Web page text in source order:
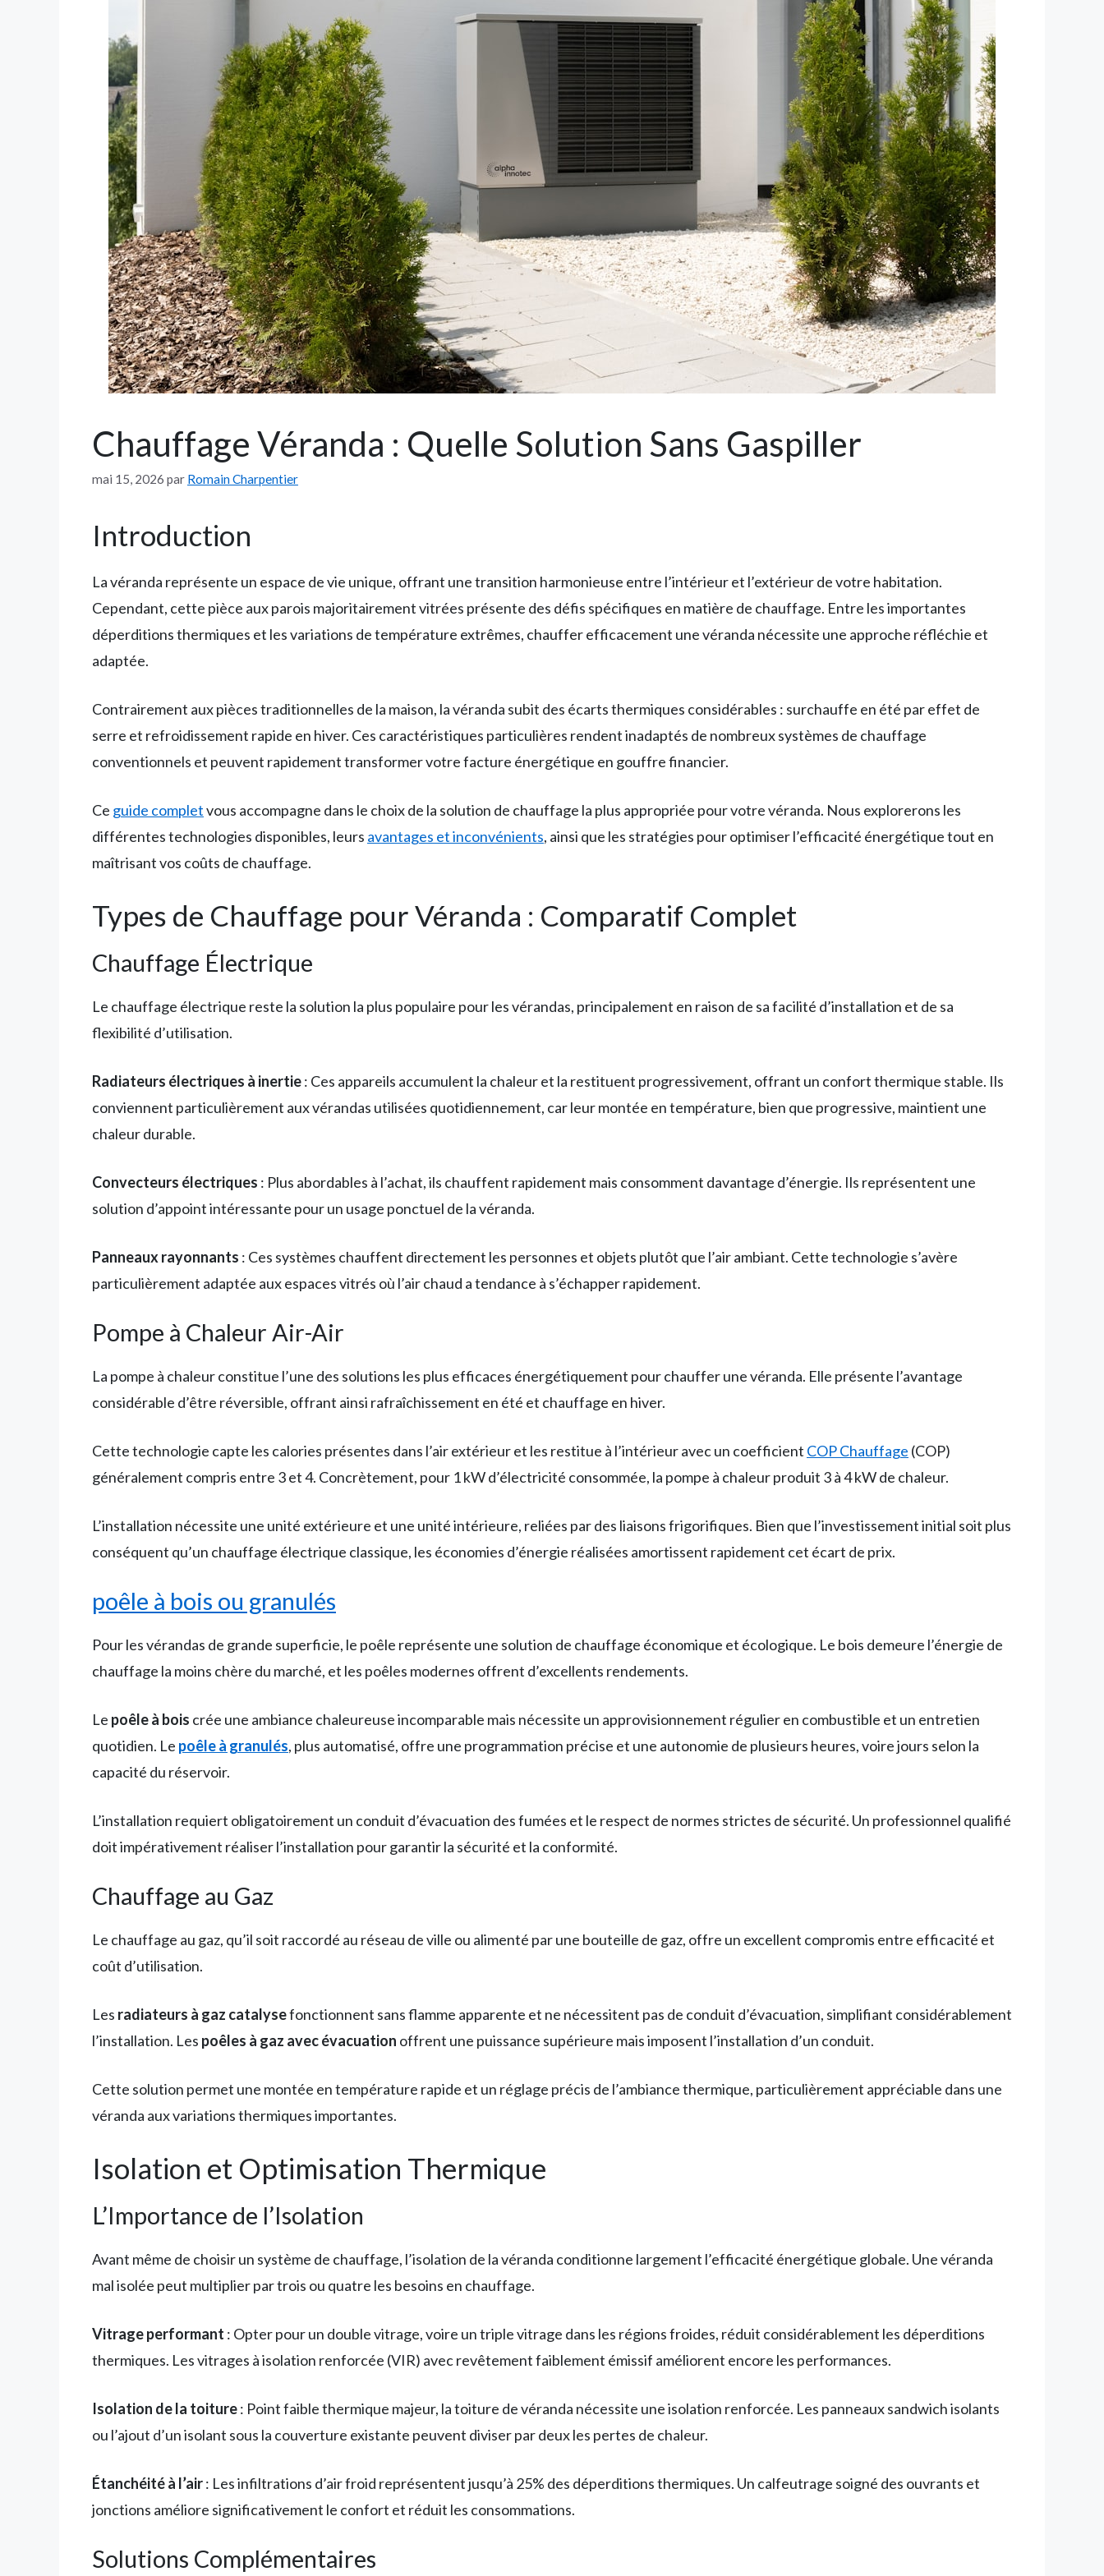
Chauffage Véranda : Quelle Solution Sans Gaspiller
mai 15, 2026 par Romain Charpentier
Introduction
La véranda représente un espace de vie unique, offrant une transition harmonieuse entre l’intérieur et l’extérieur de votre habitation.
Cependant, cette pièce aux parois majoritairement vitrées présente des défis spécifiques en matière de chauffage. Entre les importantes
déperditions thermiques et les variations de température extrêmes, chauffer efficacement une véranda nécessite une approche réfléchie et
adaptée.
Contrairement aux pièces traditionnelles de la maison, la véranda subit des écarts thermiques considérables : surchauffe en été par effet de
serre et refroidissement rapide en hiver. Ces caractéristiques particulières rendent inadaptés de nombreux systèmes de chauffage
conventionnels et peuvent rapidement transformer votre facture énergétique en gouffre financier.
Ce guide completvous accompagne dans le choix de la solution de chauffage la plus appropriée pour votre véranda. Nous explorerons les
différentes technologies disponibles, leurs avantages et inconvénients, ainsi que les stratégies pour optimiser l’efficacité énergétique tout en
maîtrisant vos coûts de chauffage.
Types de Chauffage pour Véranda : Comparatif Complet
Chauffage Électrique
Le chauffage électrique reste la solution la plus populaire pour les vérandas, principalement en raison de sa facilité d’installation et de sa
flexibilité d’utilisation.
Radiateurs électriques à inertie: Ces appareils accumulent la chaleur et la restituent progressivement, offrant un confort thermique stable. Ils
conviennent particulièrement aux vérandas utilisées quotidiennement, car leur montée en température, bien que progressive, maintient une
chaleur durable.
Convecteurs électriques : Plus abordables à l’achat, ils chauffent rapidement mais consomment davantage d’énergie. Ils représentent une
solution d’appoint intéressante pour un usage ponctuel de la véranda.
Panneaux rayonnants : Ces systèmes chauffent directement les personnes et objets plutôt que l’air ambiant. Cette technologie s’avère
particulièrement adaptée aux espaces vitrés où l’air chaud a tendance à s’échapper rapidement.
Pompe à Chaleur Air-Air
La pompe à chaleur constitue l’une des solutions les plus efficaces énergétiquement pour chauffer une véranda. Elle présente l’avantage
considérable d’être réversible, offrant ainsi rafraîchissement en été et chauffage en hiver.
Cette technologie capte les calories présentes dans l’air extérieur et les restitue à l’intérieur avec un coefficient COP Chauffage (COP)
généralement compris entre 3 et 4. Concrètement, pour 1 kW d’électricité consommée, la pompe à chaleur produit 3 à 4 kW de chaleur.
L’installation nécessite une unité extérieure et une unité intérieure, reliées par des liaisons frigorifiques. Bien que l’investissement initial soit plus
conséquent qu’un chauffage électrique classique, les économies d’énergie réalisées amortissent rapidement cet écart de prix.
poêle à bois ou granulés
Pour les vérandas de grande superficie, le poêle représente une solution de chauffage économique et écologique. Le bois demeure l’énergie de
chauffage la moins chère du marché, et les poêles modernes offrent d’excellents rendements.
Le poêle à bois crée une ambiance chaleureuse incomparable mais nécessite un approvisionnement régulier en combustible et un entretien
quotidien. Le poêle à granulés, plus automatisé, offre une programmation précise et une autonomie de plusieurs heures, voire jours selon la
capacité du réservoir.
L’installation requiert obligatoirement un conduit d’évacuation des fumées et le respect de normes strictes de sécurité. Un professionnel qualifié
doit impérativement réaliser l’installation pour garantir la sécurité et la conformité.
Chauffage au Gaz
Le chauffage au gaz, qu’il soit raccordé au réseau de ville ou alimenté par une bouteille de gaz, offre un excellent compromis entre efficacité et
coût d’utilisation.
Les radiateurs à gaz catalysefonctionnent sans flamme apparente et ne nécessitent pas de conduit d’évacuation, simplifiant considérablement
l’installation. Les poêles à gaz avec évacuation offrent une puissance supérieure mais imposent l’installation d’un conduit.
Cette solution permet une montée en température rapide et un réglage précis de l’ambiance thermique, particulièrement appréciable dans une
véranda aux variations thermiques importantes.
Isolation et Optimisation Thermique
L’Importance de l’Isolation
Avant même de choisir un système de chauffage, l’isolation de la véranda conditionne largement l’efficacité énergétique globale. Une véranda
mal isolée peut multiplier par trois ou quatre les besoins en chauffage.
Vitrage performant : Opter pour un double vitrage, voire un triple vitrage dans les régions froides, réduit considérablement les déperditions
thermiques. Les vitrages à isolation renforcée (VIR) avec revêtement faiblement émissif améliorent encore les performances.
Isolation de la toiture: Point faible thermique majeur, la toiture de véranda nécessite une isolation renforcée. Les panneaux sandwich isolants
ou l’ajout d’un isolant sous la couverture existante peuvent diviser par deux les pertes de chaleur.
Étanchéité à l’air: Les infiltrations d’air froid représentent jusqu’à 25% des déperditions thermiques. Un calfeutrage soigné des ouvrants et
jonctions améliore significativement le confort et réduit les consommations.
Solutions Complémentaires